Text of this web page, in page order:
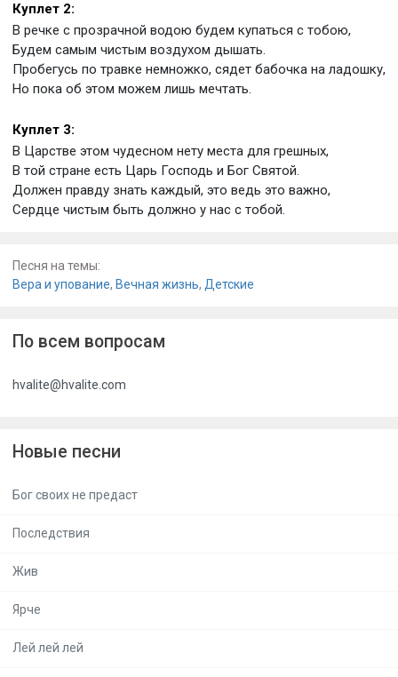
Куплет 2:
В речке с прозрачной водою будем купаться с тобою,
Будем самым чистым воздухом дышать.
Пробегусь по травке немножко, сядет бабочка на ладошку,
Но пока об этом можем лишь мечтать.
Куплет 3:
В Царстве этом чудесном нету места для грешных,
В той стране есть Царь Господь и Бог Святой.
Должен правду знать каждый, это ведь это важно,
Сердце чистым быть должно у нас с тобой.
Песня на темы:
Вера и упование, Вечная жизнь, Детские
По всем вопросам
hvalite@hvalite.com
Новые песни
Бог своих не предаст
Последствия
Жив
Ярче
Лей лей лей